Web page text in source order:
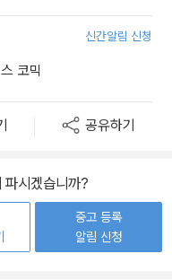
신간알림 신청
코믹
공유하기
시겠습니까?
중고 등록
알림 신청